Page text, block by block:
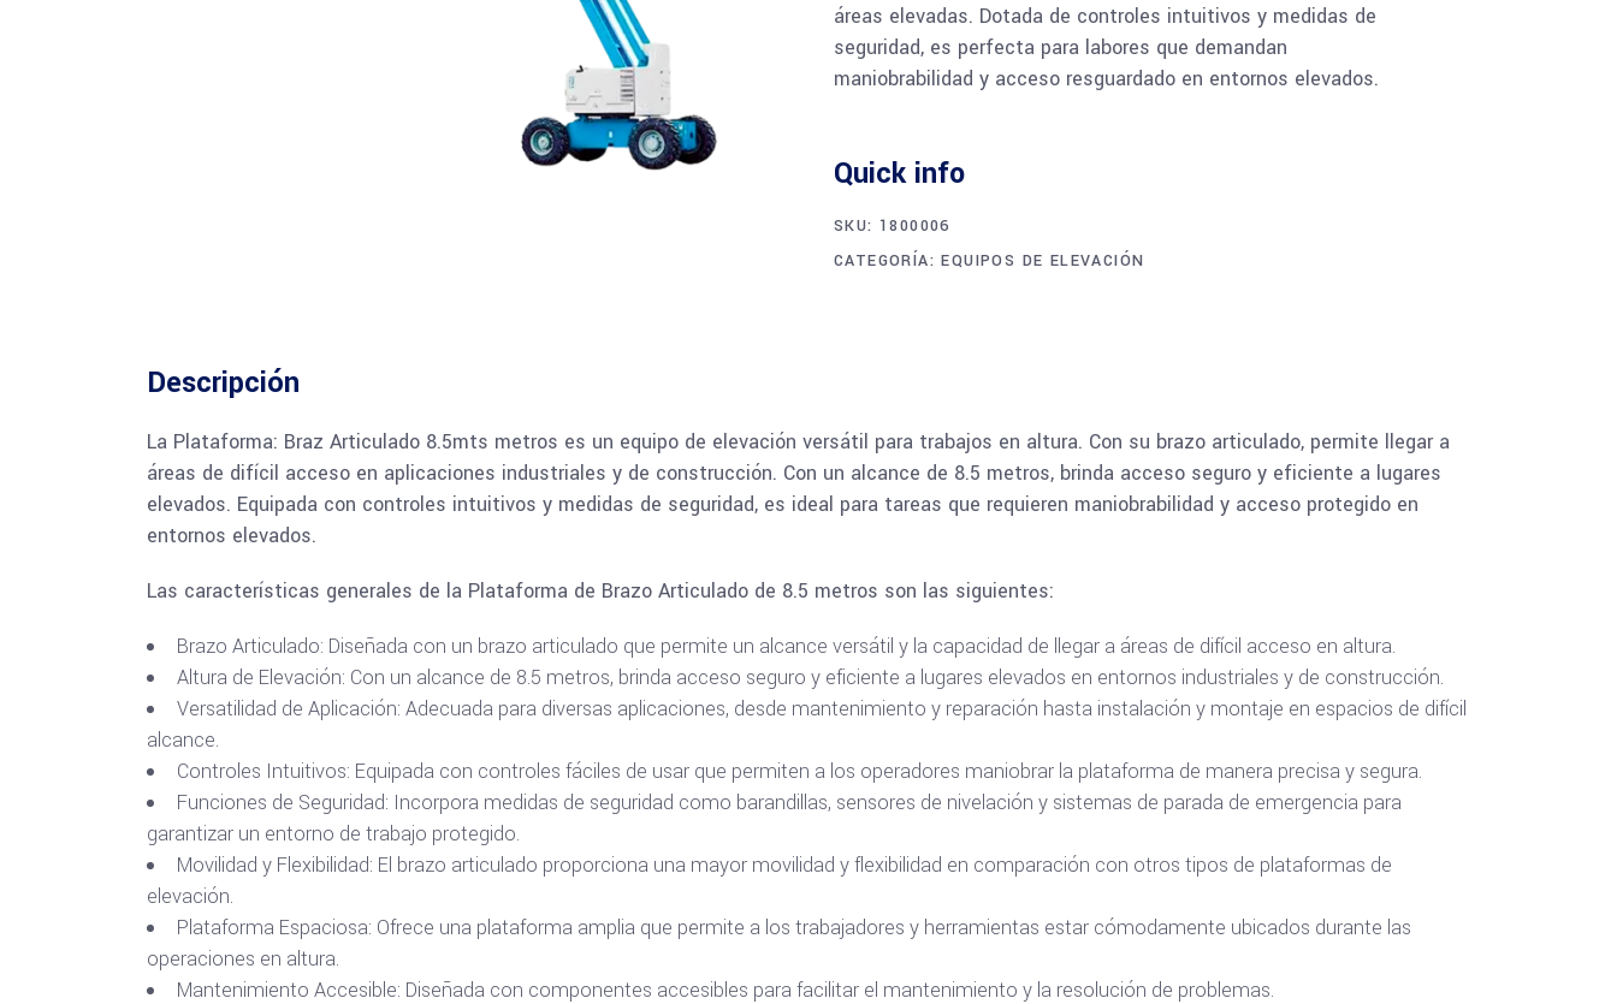
áreas elevadas. Dotada de controles intuitivos y medidas de
seguridad, es perfecta para labores que demandan
maniobrabilidad y acceso resguardado en entornos elevados.
Quick info
SKU: 1800006
CATEGORÍA:EQUIPOS DE ELEVACIÓN
Descripción
La Plataforma: Braz Articulado 8.5mts metros es un equipo de elevación versátil para trabajos en altura. Con su brazo articulado, permite llegar a
áreas de difícil acceso en aplicaciones industriales y de construcción. Con un alcance de 8.5 metros, brinda acceso seguro y eficiente a lugares
elevados. Equipada con controles intuitivos y medidas de seguridad, es ideal para tareas que requieren maniobrabilidad y acceso protegido en
entornos elevados.
Las características generales de la Plataforma de Brazo Articulado de 8.5 metros son las siguientes:
Brazo Articulado: Diseñada con un brazo articulado que permite un alcance versátil y la capacidad de llegar a áreas de difícil acceso en altura.
Altura de Elevación: Con un alcance de 8.5 metros, brinda acceso seguro y eficiente a lugares elevados en entornos industriales y de construcción.
Versatilidad de Aplicación: Adecuada para diversas aplicaciones, desde mantenimiento y reparación hasta instalación y montaje en espacios de difícil
alcance.
Controles Intuitivos: Equipada con controles fáciles de usar que permiten a los operadores maniobrar la plataforma de manera precisa y segura.
Funciones de Seguridad: Incorpora medidas de seguridad como barandillas, sensores de nivelación y sistemas de parada de emergencia para
garantizar un entorno de trabajo protegido.
Movilidad y Flexibilidad: El brazo articulado proporciona una mayor movilidad y flexibilidad en comparación con otros tipos de plataformas de
elevación.
Plataforma Espaciosa: Ofrece una plataforma amplia que permite a los trabajadores y herramientas estar cómodamente ubicados durante las
operaciones en altura.
Mantenimiento Accesible: Diseñada con componentes accesibles para facilitar el mantenimiento y la resolución de problemas.